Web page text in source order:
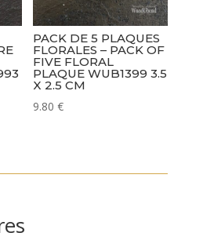
PACK DE 5 PLAQUES
FLORALES – PACK OF
FIVE FLORAL
PLAQUE WUB1399 3.5
X 2.5 CM
9.80€